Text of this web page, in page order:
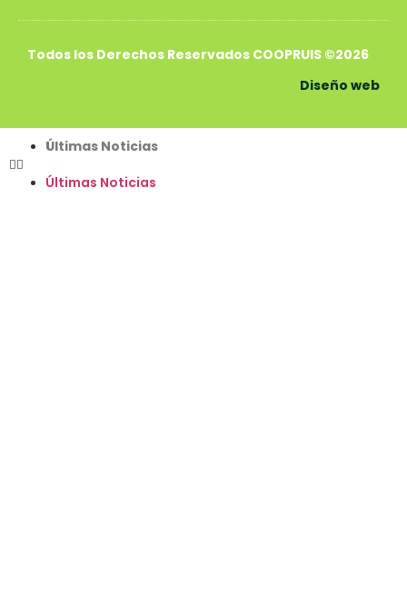
Todos los Derechos Reservados COOPRUIS ©2026
Diseño web
Últimas Noticias
Últimas Noticias